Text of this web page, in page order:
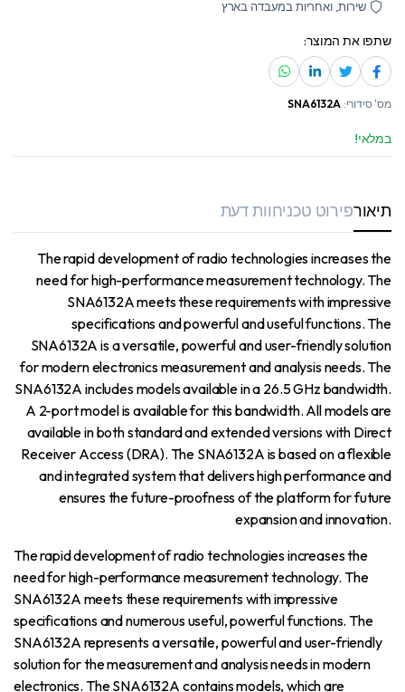
שירות, ואחריות במעבדה בארץ
שתפו את המוצר:
מס' סידורי: SNA6132A
במלאי!
תיאורפירוט טכניחוות דעת
The rapid development of radio technologies increases the
need for high-performance measurement technology. The
SNA6132A meets these requirements with impressive
specifications and powerful and useful functions. The
SNA6132A is a versatile, powerful and user-friendly solution
for modern electronics measurement and analysis needs. The
SNA6132A includes models available in a 26.5 GHz bandwidth.
A 2-port model is available for this bandwidth. All models are
available in both standard and extended versions with Direct
Receiver Access (DRA). The SNA6132A is based on a flexible
and integrated system that delivers high performance and
ensures the future-proofness of the platform for future
expansion and innovation.
The rapid development of radio technologies increases the
need for high-performance measurement technology. The
SNA6132A meets these requirements with impressive
specifications and numerous useful, powerful functions. The
SNA6132A represents a versatile, powerful and user-friendly
solution for the measurement and analysis needs in modern
electronics. The SNA6132A contains models, which are